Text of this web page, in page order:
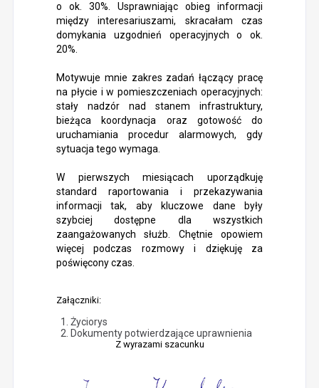
o ok. 30%. Usprawniając obieg informacji
między interesariuszami, skracałam czas
domykania uzgodnień operacyjnych o ok.
20%.
Motywuje mnie zakres zadań łączący pracę
na płycie i w pomieszczeniach operacyjnych:
stały nadzór nad stanem infrastruktury,
bieżąca koordynacja oraz gotowość do
uruchamiania procedur alarmowych, gdy
sytuacja tego wymaga.
W pierwszych miesiącach uporządkuję
standard raportowania i przekazywania
informacji tak, aby kluczowe dane były
szybciej dostępne dla wszystkich
zaangażowanych służb. Chętnie opowiem
więcej podczas rozmowy i dziękuję za
poświęcony czas.
Załączniki:
Życiorys
Dokumenty potwierdzające uprawnienia
Z wyrazami szacunku